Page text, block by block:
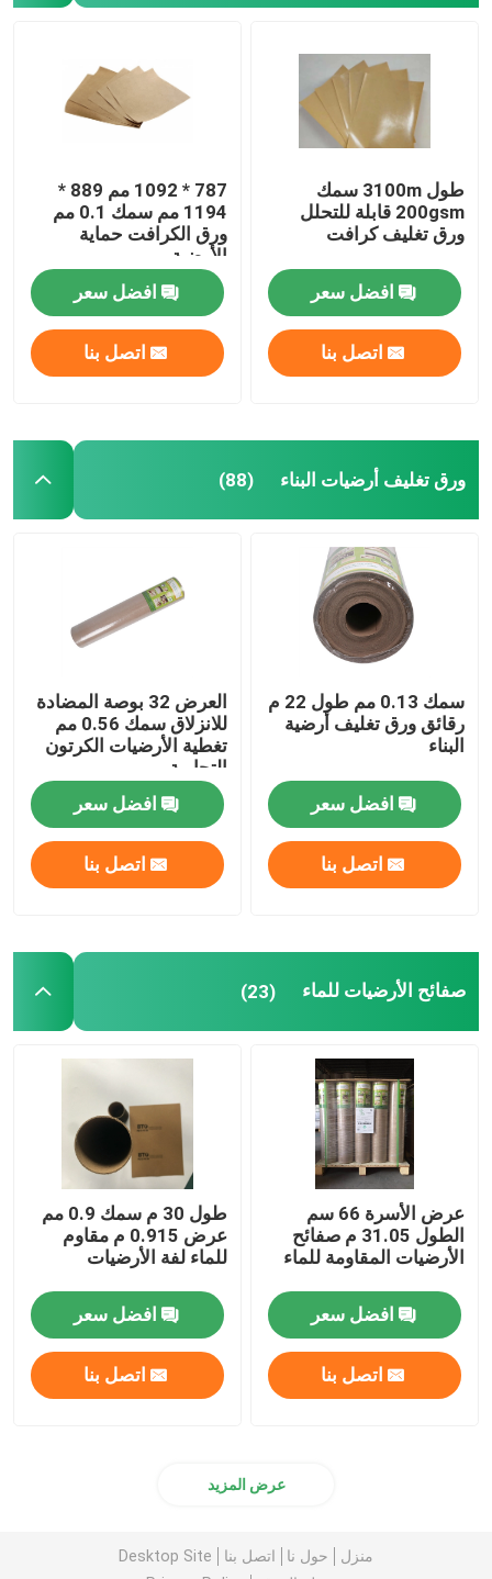
طول 3100m سمك
200gsm قابلة للتحلل
ورق تغليف كرافت
افضل سعر
اتصل بنا
787 * 1092 مم 889 *
1194 مم سمك 0.1 مم
ورق الكرافت حماية
الأرضية
افضل سعر
اتصل بنا
ورق تغليف أرضيات البناء (88)
سمك 0.13 مم طول 22 م
رقائق ورق تغليف أرضية
البناء
افضل سعر
اتصل بنا
العرض 32 بوصة المضادة
للانزلاق سمك 0.56 مم
تغطية الأرضيات الكرتون
التجارية
افضل سعر
اتصل بنا
صفائح الأرضيات للماء (23)
عرض الأسرة 66 سم
الطول 31.05 م صفائح
الأرضيات المقاومة للماء
افضل سعر
اتصل بنا
طول 30 م سمك 0.9 مم
عرض 0.915 م مقاوم
للماء لفة الأرضيات
افضل سعر
اتصل بنا
عرض المزيد
منزل حول نا اتصل بنا
Desktop Site